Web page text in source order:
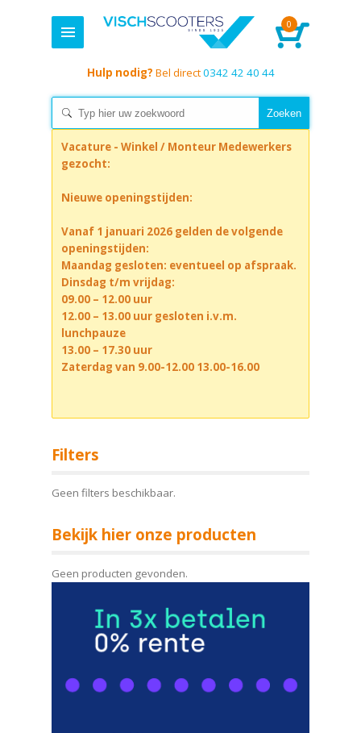
0
Hulp nodig? Bel direct0342 42 40 44
Vacature - Winkel / Monteur Medewerkers
gezocht:
Nieuwe openingstijden:
Vanaf 1 januari 2026 gelden de volgende
openingstijden:
Maandag gesloten: eventueel op afspraak.
Dinsdag t/m vrijdag:
09.00 – 12.00 uur
12.00 – 13.00 uur gesloten i.v.m.
lunchpauze
13.00 – 17.30 uur
Zaterdag van 9.00-12.00 13.00-16.00
Filters
Geen filters beschikbaar.
Bekijk hier onze producten
Geen producten gevonden.